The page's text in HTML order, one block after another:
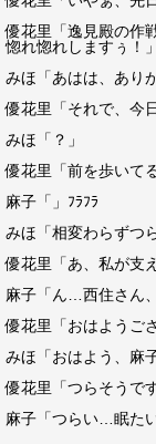
優花里「逸見殿の作
惚れ惚れしますぅ！」
みほ「あはは、あり
優花里「それで、今
みほ「？」
優花里「前を歩いて
麻子「」ﾌﾗﾌﾗ
みほ「相変わらずつ
優花里「あ、私が支
麻子「ん…西住さん
優花里「おはようご
みほ「おはよう、麻
優花里「つらそうで
麻子「つらい…眠た